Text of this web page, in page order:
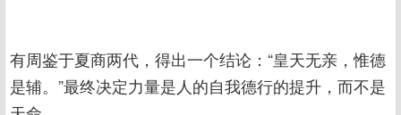
有周鉴于夏商两代，得出一个结论：“皇天无亲，惟德
是辅。”最终决定力量是人的自我德行的提升，而不是